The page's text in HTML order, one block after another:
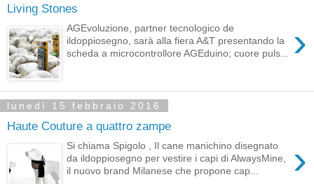
Living Stones
›
AGEvoluzione, partner tecnologico de
ildoppiosegno, sarà alla fiera A&T presentando la
scheda a microcontrollore AGEduino; cuore puls...
lunedì 15 febbraio 2016
Haute Couture a quattro zampe
›
Si chiama Spigolo , Il cane manichino disegnato
da ildoppiosegno per vestire i capi di AlwaysMine,
il nuovo brand Milanese che propone cap...